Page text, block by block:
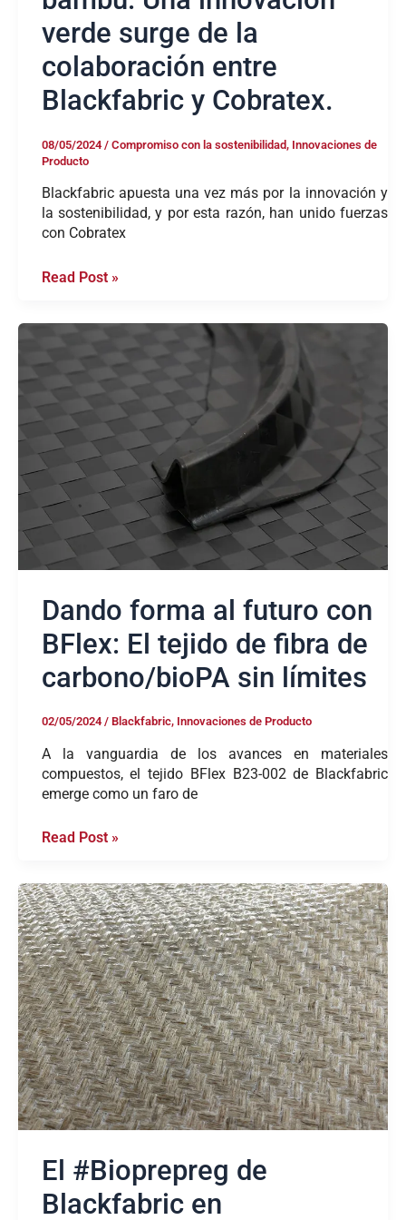
verde surge de la
colaboración entre
Blackfabric y Cobratex.
08/05/2024 / Compromiso con la sostenibilidad, Innovaciones de
Producto
Blackfabric apuesta una vez más por la innovación y
la sostenibilidad, y por esta razón, han unido fuerzas
con Cobratex
Read Post »
Dando forma al futuro con
BFlex: El tejido de fibra de
carbono/bioPA sin límites
02/05/2024 / Blackfabric, Innovaciones de Producto
A la vanguardia de los avances en materiales
compuestos, el tejido BFlex B23-002 de Blackfabric
emerge como un faro de
futuro
BFlex:
El
tejido
fibra
de
carbono/bioPA
sin
Read Post »
El #Bioprepreg de
Blackfabric en
El
#Bioprepreg
de
Blackfabric
en
EuroBoosTEX.